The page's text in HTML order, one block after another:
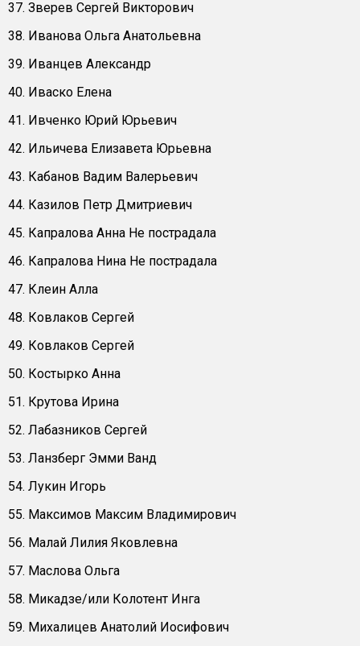
37. Зверев Сергей Викторович
38. Иванова Ольга Анатольевна
39. Иванцев Александр
40. Иваско Елена
41. Ивченко Юрий Юрьевич
42. Ильичева Елизавета Юрьевна
43. Кабанов Вадим Валерьевич
44. Казилов Петр Дмитриевич
45. Капралова Анна Не пострадала
46. Капралова Нина Не пострадала
47. Клеин Алла
48. Ковлаков Сергей
49. Ковлаков Сергей
50. Костырко Анна
51. Крутова Ирина
52. Лабазников Сергей
53. Ланзберг Эмми Ванд
54. Лукин Игорь
55. Максимов Максим Владимирович
56. Малай Лилия Яковлевна
57. Маслова Ольга
58. Микадзе/или Колотент Инга
59. Михалицев Анатолий Иосифович